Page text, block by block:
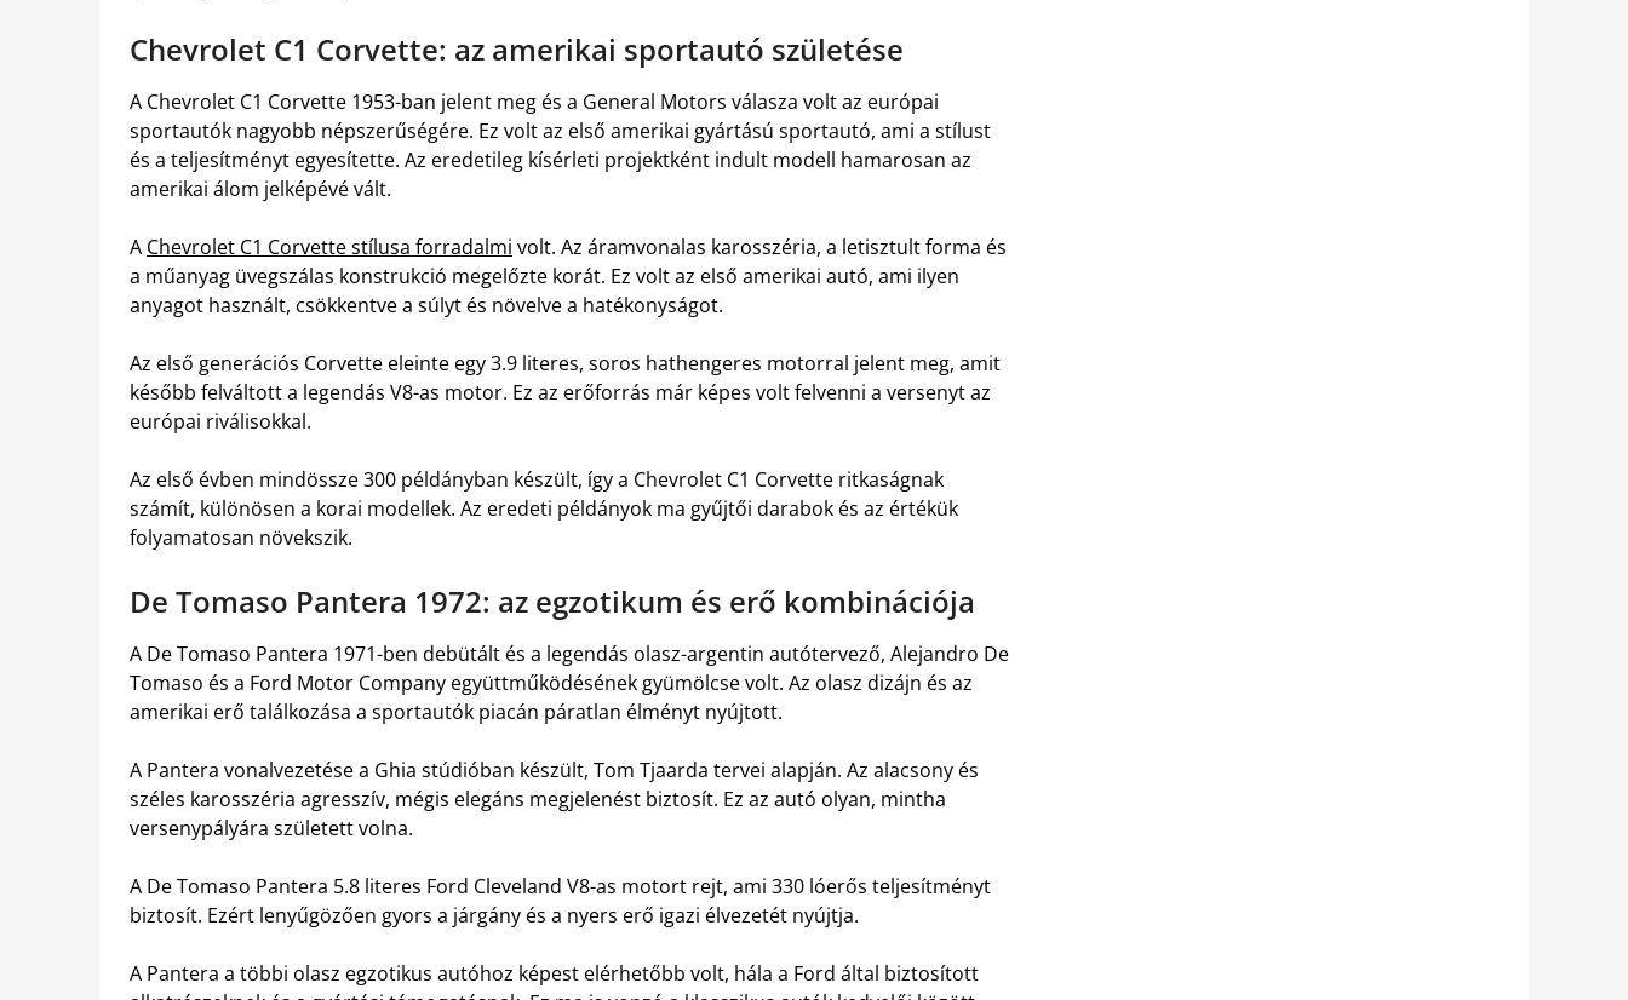
Chevrolet C1 Corvette: az amerikai sportautó születése
A Chevrolet C1 Corvette 1953-ban jelent meg és a General Motors válasza volt az európai
sportautók nagyobb népszerűségére. Ez volt az első amerikai gyártású sportautó, ami a stílust
és a teljesítményt egyesítette. Az eredetileg kísérleti projektként indult modell hamarosan az
amerikai álom jelképévé vált.
A Chevrolet C1 Corvette stílusa forradalmi volt. Az áramvonalas karosszéria, a letisztult forma és
a műanyag üvegszálas konstrukció megelőzte korát. Ez volt az első amerikai autó, ami ilyen
anyagot használt, csökkentve a súlyt és növelve a hatékonyságot.
Az első generációs Corvette eleinte egy 3.9 literes, soros hathengeres motorral jelent meg, amit
később felváltott a legendás V8-as motor. Ez az erőforrás már képes volt felvenni a versenyt az
európai riválisokkal.
Az első évben mindössze 300 példányban készült, így a Chevrolet C1 Corvette ritkaságnak
számít, különösen a korai modellek. Az eredeti példányok ma gyűjtői darabok és az értékük
folyamatosan növekszik.
De Tomaso Pantera 1972: az egzotikum és erő kombinációja
A De Tomaso Pantera 1971-ben debütált és a legendás olasz-argentin autótervező, Alejandro De
Tomaso és a Ford Motor Company együttműködésének gyümölcse volt. Az olasz dizájn és az
amerikai erő találkozása a sportautók piacán páratlan élményt nyújtott.
A Pantera vonalvezetése a Ghia stúdióban készült, Tom Tjaarda tervei alapján. Az alacsony és
széles karosszéria agresszív, mégis elegáns megjelenést biztosít. Ez az autó olyan, mintha
versenypályára született volna.
A De Tomaso Pantera 5.8 literes Ford Cleveland V8-as motort rejt, ami 330 lóerős teljesítményt
biztosít. Ezért lenyűgözően gyors a járgány és a nyers erő igazi élvezetét nyújtja.
A Pantera a többi olasz egzotikus autóhoz képest elérhetőbb volt, hála a Ford által biztosított